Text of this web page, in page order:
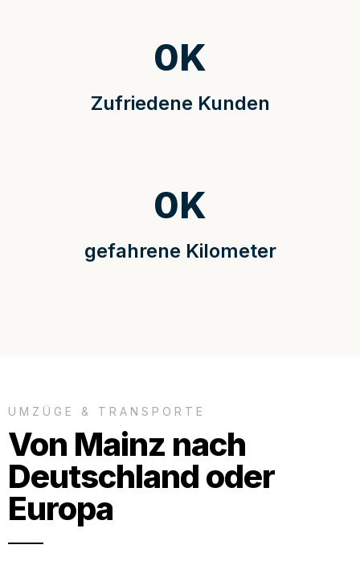
Zufriedene Kunden
0K
gefahrene Kilometer
0K
UMZÜGE & TRANSPORTE
Von Mainz nach
Deutschland oder
Europa